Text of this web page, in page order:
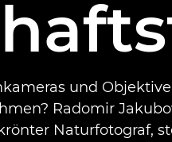
und
Radomir
Naturfotograf,